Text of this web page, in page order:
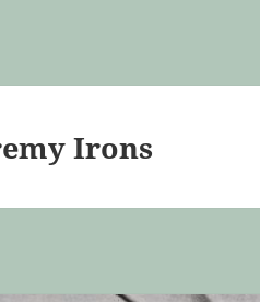
Irons